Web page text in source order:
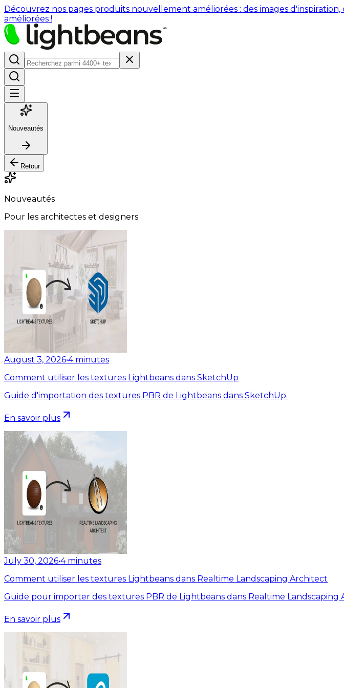
Découvrez nos pages produits nouvellement améliorées : des images
améliorées !
Nouveautés
Retour
Nouveautés
Pour les architectes et designers
August 3, 2026•4 minutes
Comment utiliser les textures Lightbeans dans SketchUp
Guide d'importation des textures PBR de Lightbeans dans SketchUp.
En savoir plus
July 30, 2026•4 minutes
Comment utiliser les textures Lightbeans dans Realtime Landscaping Architect
Guide pour importer des textures PBR de Lightbeans dans Realtime Landscaping
En savoir plus